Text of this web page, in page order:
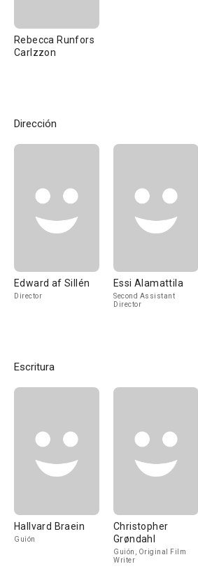
Rebecca Runfors
Carlzzon
Dirección
Edward af Sillén
Director
Essi Alamattila
Second Assistant
Director
Escritura
Hallvard Braein
Guión
Christopher
Grøndahl
Guión, Original Film
Writer